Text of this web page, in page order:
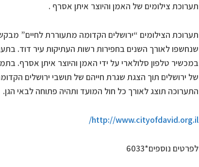
תערוכת צילומים של האמן והיוצר איתן אסרף .
תערוכת הצילומים “ירושלים הקדומה מתעוררת לחיים”
שנחשפו לאורך השנים בחפירות רשות העתיקות עיר דוד.
במכשיר טלפון סלולארי על ידי האמן והיוצר איתן אסרף.
של ירושלים תוך הצגת שגרת חייהם של תושבי ירושלים
התערוכה תוצג לאורך כל חול המועד ותהיה פתוחה לבאי הגן.
http://www.cityofdavid.org.il/
לפרטים נוספים*6033